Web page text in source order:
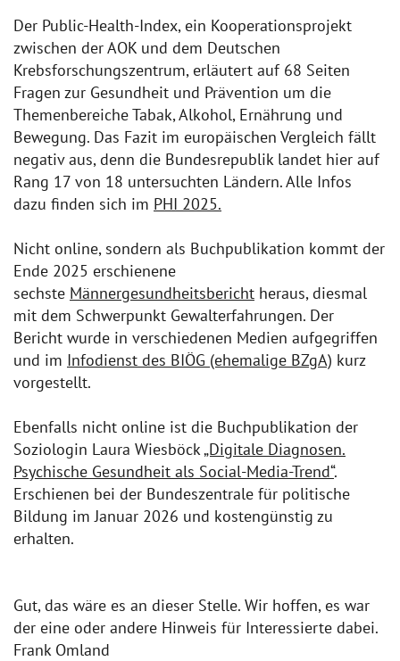
Der Public-Health-Index, ein Kooperationsprojekt
zwischen der AOK und dem Deutschen
Krebsforschungszentrum, erläutert auf 68 Seiten
Fragen zur Gesundheit und Prävention um die
Themenbereiche Tabak, Alkohol, Ernährung und
Bewegung. Das Fazit im europäischen Vergleich fällt
negativ aus, denn die Bundesrepublik landet hier auf
Rang 17 von 18 untersuchten Ländern. Alle Infos
dazu finden sich im PHI 2025.
Nicht online, sondern als Buchpublikation kommt der
Ende 2025 erschienene
sechste Männergesundheitsbericht heraus, diesmal
mit dem Schwerpunkt Gewalterfahrungen. Der
Bericht wurde in verschiedenen Medien aufgegriffen
und im Infodienst des BIÖG (ehemalige BZgA) kurz
vorgestellt.
Ebenfalls nicht online ist die Buchpublikation der
Soziologin Laura Wiesböck„Digitale Diagnosen.
Psychische Gesundheit als Social-Media-Trend“.
Erschienen bei der Bundeszentrale für politische
Bildung im Januar 2026 und kostengünstig zu
erhalten.
Gut, das wäre es an dieser Stelle. Wir hoffen, es war
der eine oder andere Hinweis für Interessierte dabei.
Frank Omland